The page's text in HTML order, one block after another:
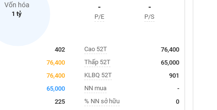
Vốn hóa
1 tỷ
-
P/E
-
P/S
402
76,400
76,400
65,000
225
Cao 52T
76,400
Thấp 52T
65,000
KLBQ 52T
901
NN mua
-
% NN sở hữu
0